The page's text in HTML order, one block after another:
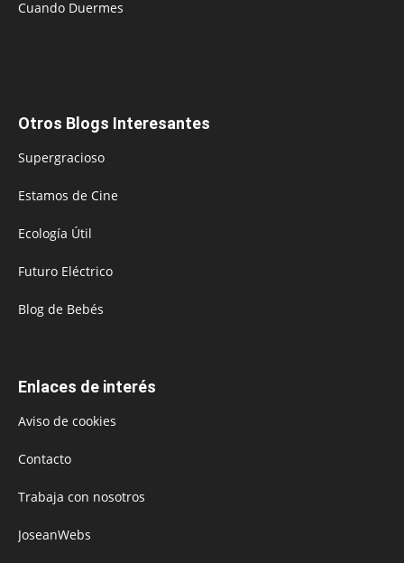
Cuando Duermes
Otros Blogs Interesantes
Supergracioso
Estamos de Cine
Ecología Útil
Futuro Eléctrico
Blog de Bebés
Enlaces de interés
Aviso de cookies
Contacto
Trabaja con nosotros
JoseanWebs